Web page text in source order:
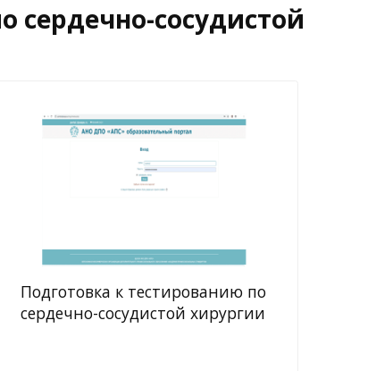
сердечно-сосудистой
Подготовка к тестированию по
сердечно-сосудистой хирургии